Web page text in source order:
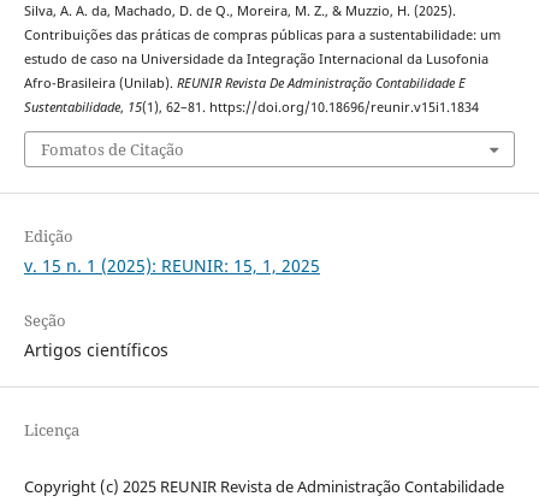
Silva, A. A. da, Machado, D. de Q., Moreira, M. Z., & Muzzio, H. (2025).
Contribuições das práticas de compras públicas para a sustentabilidade: um
estudo de caso na Universidade da Integração Internacional da Lusofonia
Afro-Brasileira (Unilab). REUNIR Revista De Administração Contabilidade E
Sustentabilidade, 15(1), 62–81. https://doi.org/10.18696/reunir.v15i1.1834
Fomatos de Citação
Edição
v. 15 n. 1 (2025): REUNIR: 15, 1, 2025
Seção
Artigos científicos
Licença
Copyright (c) 2025 REUNIR Revista de Administração Contabilidade